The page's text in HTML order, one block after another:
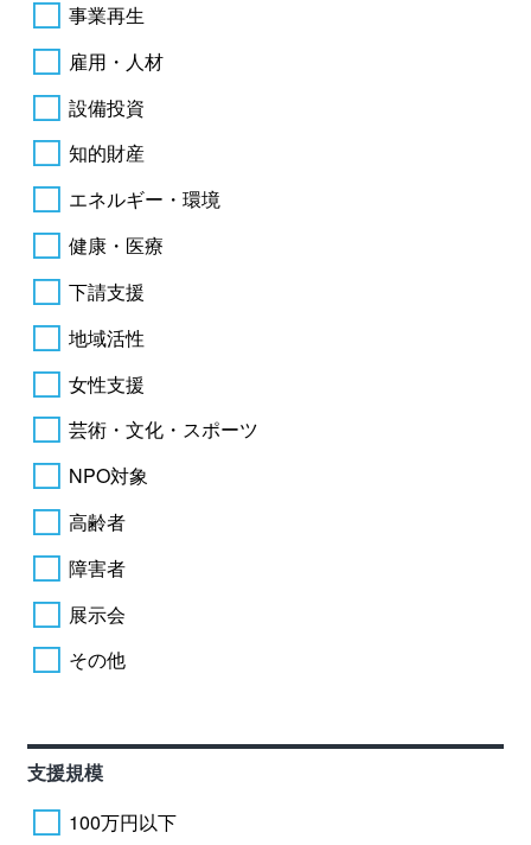
事業再生
雇用・人材
設備投資
知的財産
エネルギー・環境
健康・医療
下請支援
地域活性
女性支援
芸術・文化・スポーツ
NPO対象
高齢者
障害者
展示会
その他
支援規模
100万円以下